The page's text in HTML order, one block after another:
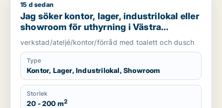
Jag söker kontor, lager, industrilokal eller showroom för
15 d sedan
Jag söker kontor, lager, industrilokal eller
showroom för uthyrning i Västra
Götaland
verkstad/ateljé/kontor/förråd med toalett och dusch
Type
Kontor, Lager, Industrilokal, Showroom
Storlek
20 - 200 m2